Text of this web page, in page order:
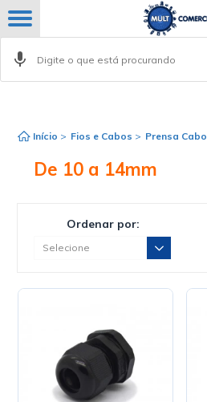
Início > Fios e Cabos > Prensa Cabo
De 10 a 14mm
Ordenar por: